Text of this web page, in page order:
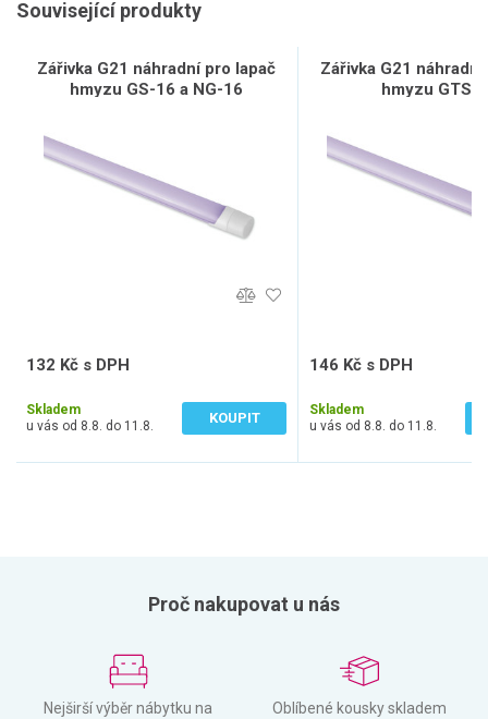
Související produkty
Zářivka G21 náhradní pro lapač
hmyzu GS-16 a NG-16
132 Kč s DPH
Skladem
u vás od 8.8. do 11.8.
KOUPIT
Zářivka G21
hmyzu GTS-
146 Kč s DPH
Skladem
u vás od 8.8. do 11.8.
Proč nakupovat u nás
Nejširší výběr nábytku na
Oblíbené kousky skladem